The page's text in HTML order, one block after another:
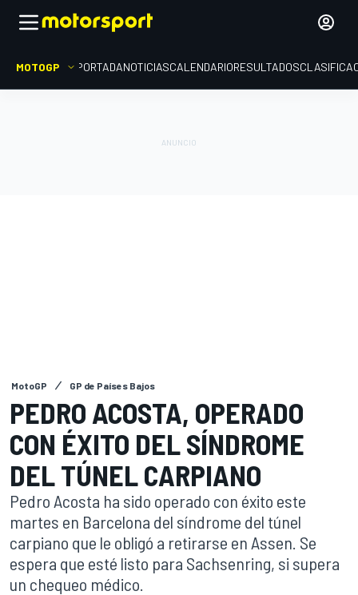
MOTOGP PORTADANOTICIASCALENDARIORESULTADOS
MotoGP GP de Países Bajos
PEDRO ACOSTA, OPERADO
CON ÉXITO DEL SÍNDROME
DEL TÚNEL CARPIANO
Pedro Acosta ha sido operado con éxito este
martes en Barcelona del síndrome del túnel
carpiano que le obligó a retirarse en Assen. Se
espera que esté listo para Sachsenring, si supera
un chequeo médico.